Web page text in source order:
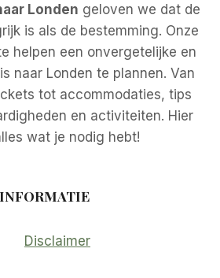
Londen geloven we dat de
is als de bestemming. Onze
helpen een onvergetelijke en
naar Londen te plannen. Van
tot accommodaties, tips
en activiteiten. Hier
wat je nodig hebt!
INFORMATIE
Disclaimer